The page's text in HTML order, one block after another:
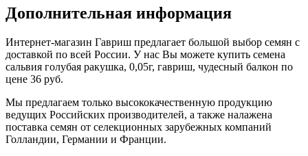
Дополнительная информация
Интернет-магазин Гавриш предлагает большой выбор семян с
доставкой по всей России. У нас Вы можете купить семена
сальвия голубая ракушка, 0,05г, гавриш, чудесный балкон по
цене 36 руб.
Мы предлагаем только высококачественную продукцию
ведущих Российских производителей, а также налажена
поставка семян от селекционных зарубежных компаний
Голландии, Германии и Франции.